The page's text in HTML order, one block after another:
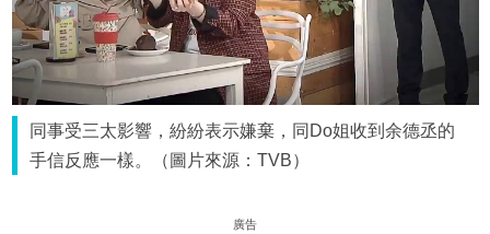
同事受三太影響，紛紛表示嫌棄，同Do姐收到余德丞的
手信反應一樣。（圖片來源：TVB）
廣告